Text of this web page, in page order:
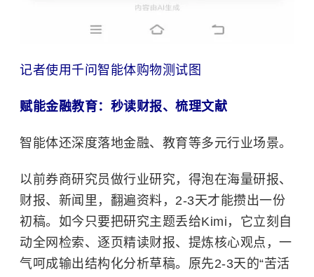
记者使用千问智能体购物测试图
赋能金融教育：秒读财报、梳理文献
智能体还深度落地金融、教育等多元行业场景。
以前券商研究员做行业研究，得泡在海量研报、
财报、新闻里，翻遍资料，2-3天才能攒出一份
初稿。如今只要把研究主题丢给Kimi，它立刻自
动全网检索、逐页精读财报、提炼核心观点，一
气呵成输出结构化分析草稿。原先2-3天的“苦活